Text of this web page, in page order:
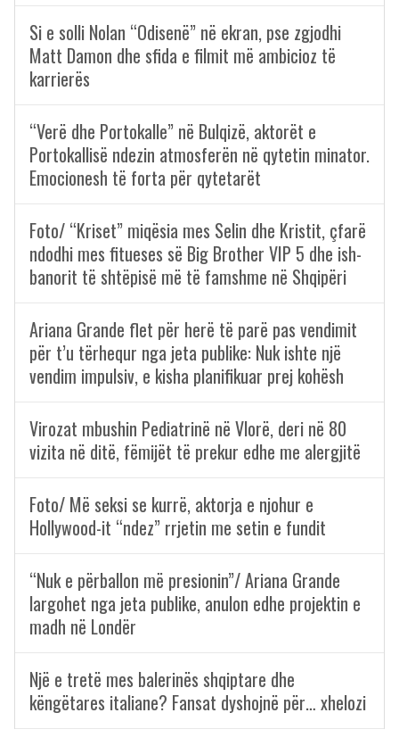
Si e solli Nolan “Odisenë” në ekran, pse zgjodhi
Matt Damon dhe sfida e filmit më ambicioz të
karrierës
“Verë dhe Portokalle” në Bulqizë, aktorët e
Portokallisë ndezin atmosferën në qytetin minator.
Emocionesh të forta për qytetarët
Foto/ “Kriset” miqësia mes Selin dhe Kristit, çfarë
ndodhi mes fitueses së Big Brother VIP 5 dhe ish-
banorit të shtëpisë më të famshme në Shqipëri
Ariana Grande flet për herë të parë pas vendimit
për t’u tërhequr nga jeta publike: Nuk ishte një
vendim impulsiv, e kisha planifikuar prej kohësh
Virozat mbushin Pediatrinë në Vlorë, deri në 80
vizita në ditë, fëmijët të prekur edhe me alergjitë
Foto/ Më seksi se kurrë, aktorja e njohur e
Hollywood-it “ndez” rrjetin me setin e fundit
“Nuk e përballon më presionin”/ Ariana Grande
largohet nga jeta publike, anulon edhe projektin e
madh në Londër
Një e tretë mes balerinës shqiptare dhe
këngëtares italiane? Fansat dyshojnë për… xhelozi